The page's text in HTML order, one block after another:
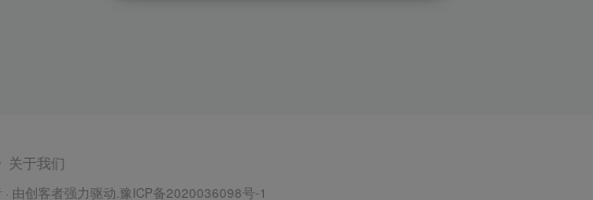
关于我们
· 由创客者强力驱动. 豫ICP备2020036098号-1